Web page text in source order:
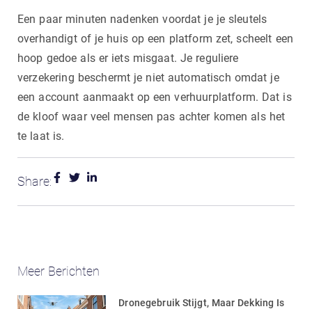
Een paar minuten nadenken voordat je je sleutels
overhandigt of je huis op een platform zet, scheelt een
hoop gedoe als er iets misgaat. Je reguliere
verzekering beschermt je niet automatisch omdat je
een account aanmaakt op een verhuurplatform. Dat is
de kloof waar veel mensen pas achter komen als het
te laat is.
Share:
Meer Berichten
Dronegebruik Stijgt, Maar Dekking Is